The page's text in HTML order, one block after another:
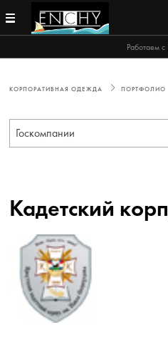
Работаем с
КОРПОРАТИВНАЯ ОДЕЖДА ПОРТФОЛИО
Госкомпании
Кадетский